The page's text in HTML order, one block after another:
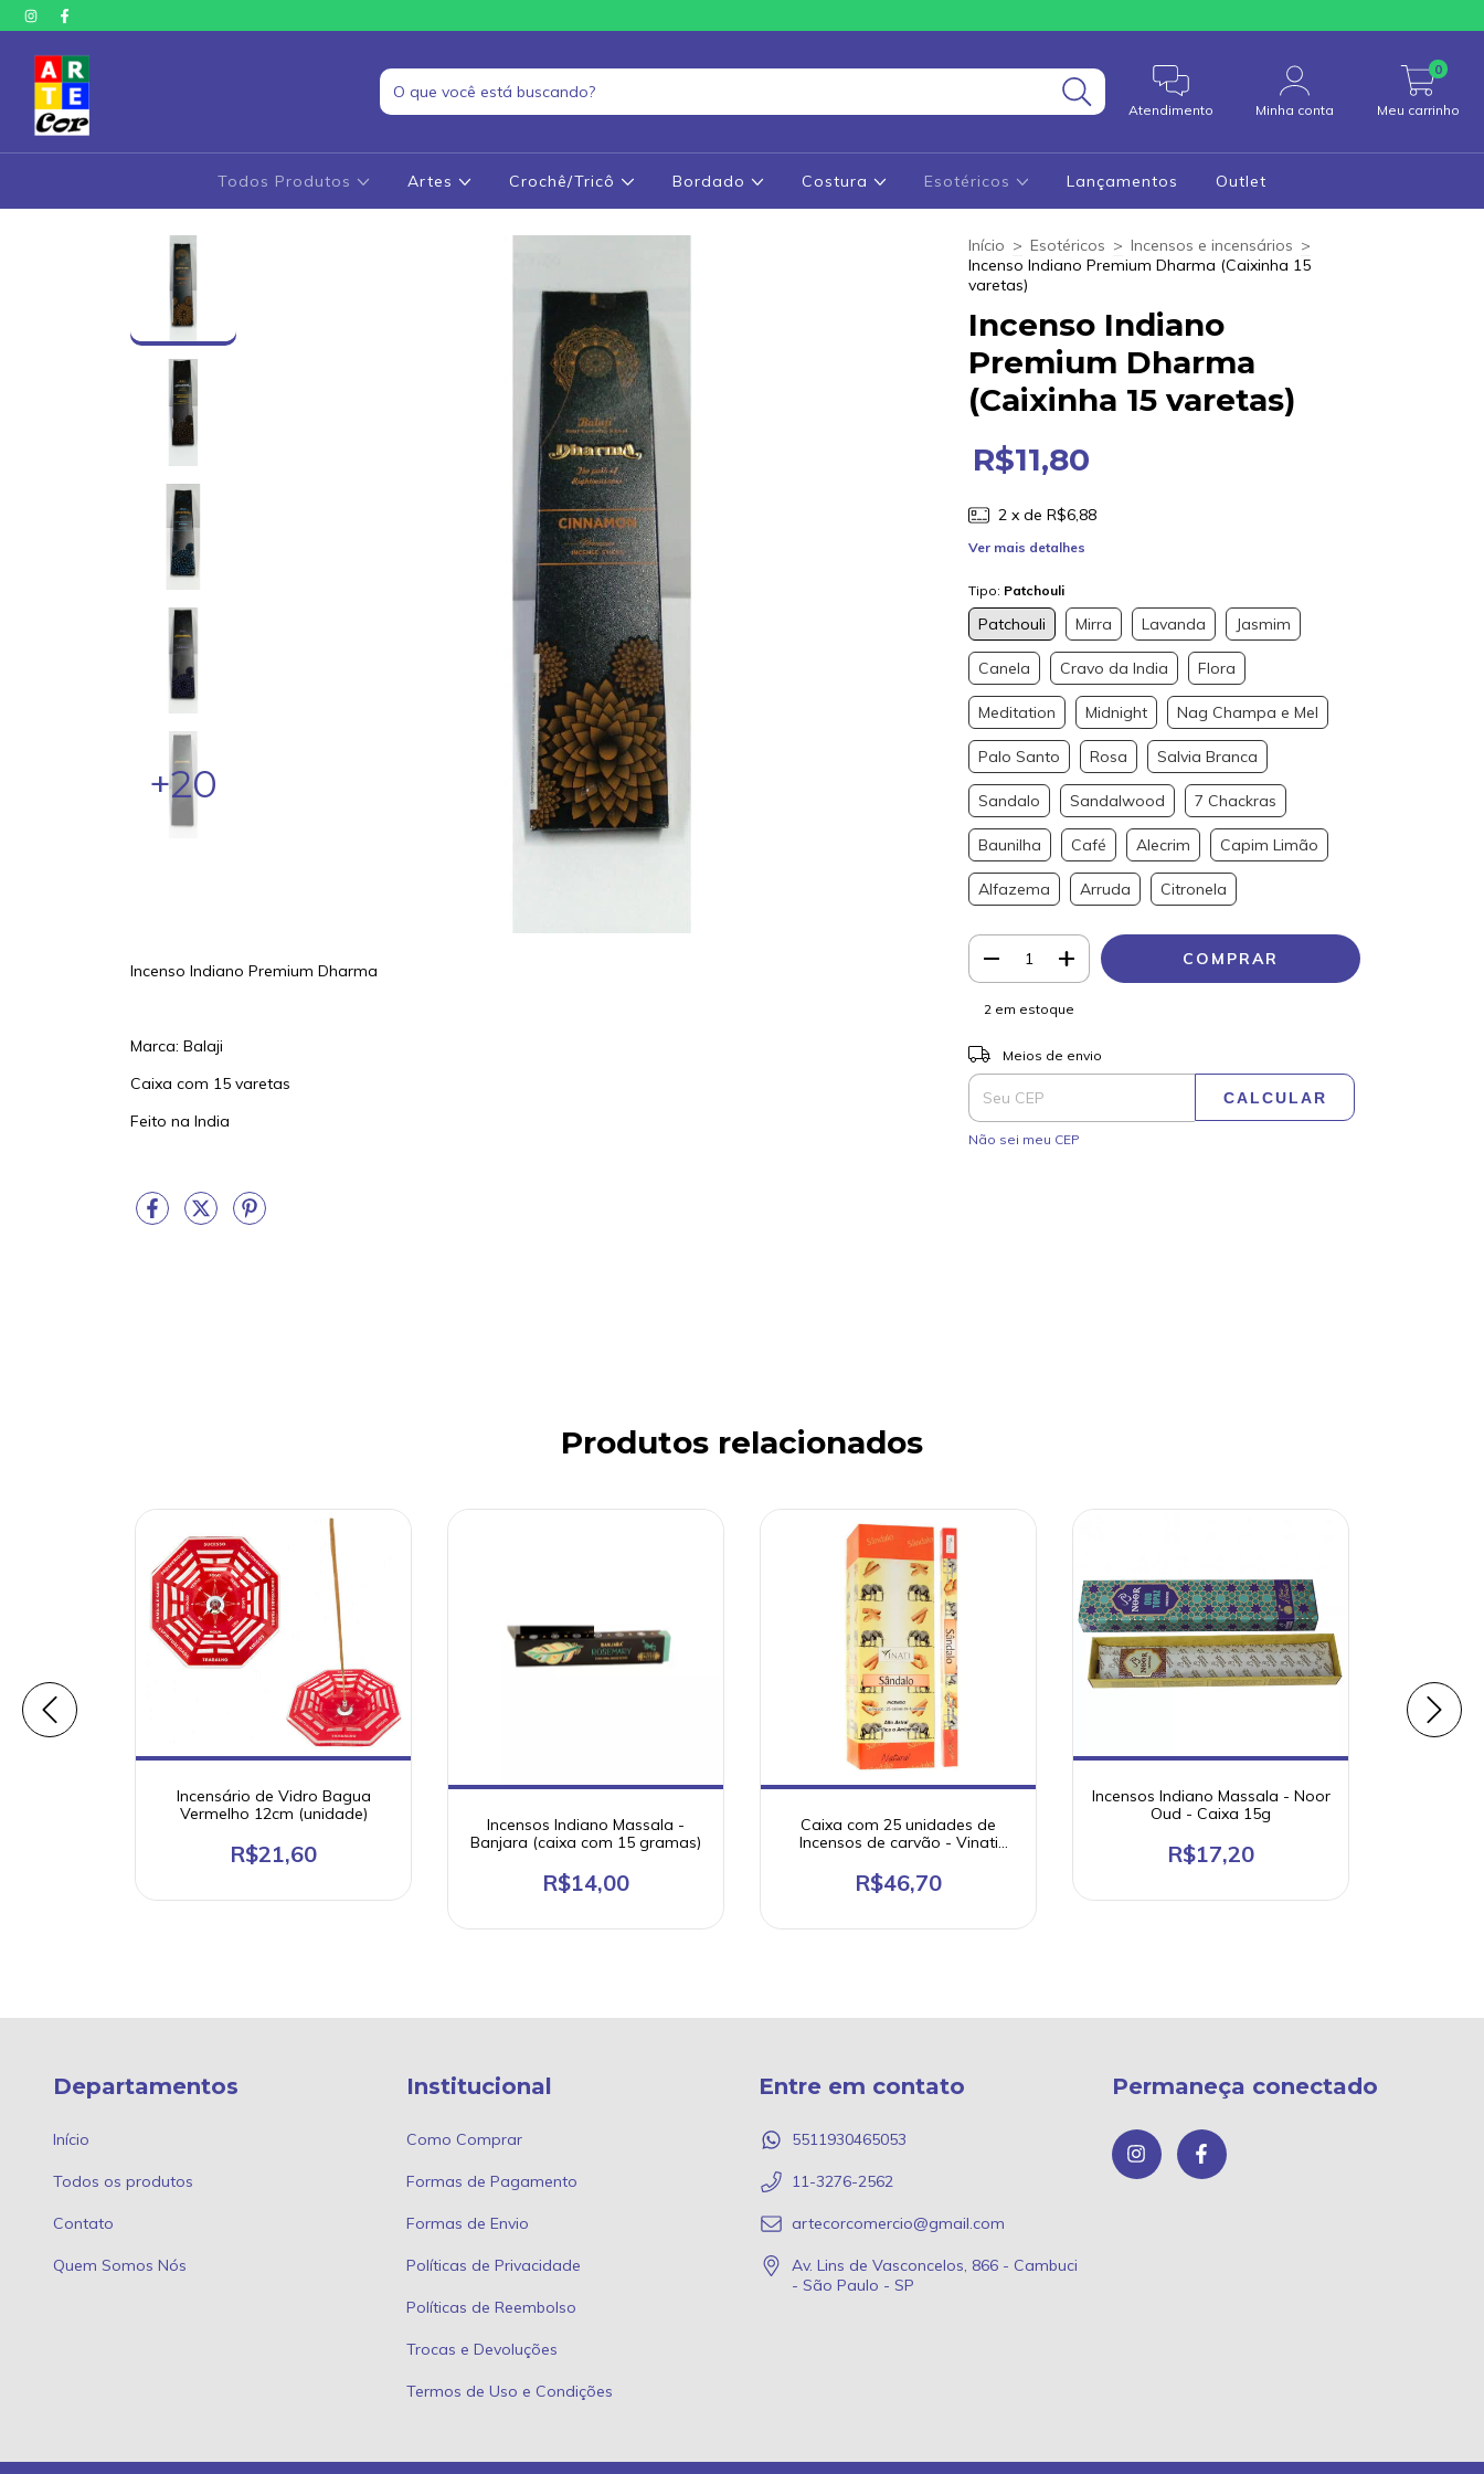
Atendimento Minha conta Meu carrinho
0
Todos Produtos Artes Crochê/Tricô Bordado Costura Esotéricos Lançamentos Outlet
+20
Incenso Indiano Premium Dharma
Marca: Balaji
Caixa com 15 varetas
Feito na India
Início > Esotéricos > Incensos e incensários >
Incenso Indiano Premium Dharma (Caixinha 15
varetas)
Incenso Indiano
Premium Dharma
(Caixinha 15 varetas)
R$11,80
2 x de R$6,88
Ver mais detalhes
Tipo: Patchouli
Patchouli Mirra Lavanda Jasmim
Canela Cravo da India Flora
Meditation Midnight Nag Champa e Mel
Palo Santo Rosa Salvia Branca
Sandalo Sandalwood 7 Chackras
Baunilha Café Alecrim Capim Limão
Alfazema Arruda Citronela
2 em estoque
Entregas para o CEP:
Meios de envio
CALCULAR
Não sei meu CEP
Produtos relacionados
Incensário de Vidro Bagua
Vermelho 12cm (unidade)
R$21,60
Incensos Indiano Massala -
Banjara (caixa com 15 gramas)
R$14,00
Caixa com 25 unidades de
Incensos de carvão - Vinati
R$46,70
Incensos Indiano Massala - Noor
Oud - Caixa 15g
R$17,20
Departamentos
Início
Todos os produtos
Contato
Quem Somos Nós
Institucional
Como Comprar
Formas de Pagamento
Formas de Envio
Políticas de Privacidade
Políticas de Reembolso
Trocas e Devoluções
Termos de Uso e Condições
Entre em contato
5511930465053
11-3276-2562
artecorcomercio@gmail.com
Av. Lins de Vasconcelos, 866 - Cambuci
- São Paulo - SP
Permaneça conectado